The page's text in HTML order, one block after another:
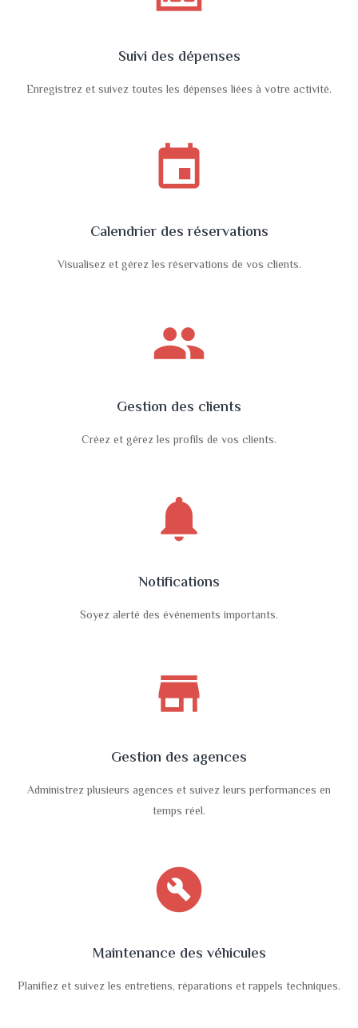
Suivi des dépenses
Enregistrez et suivez toutes les dépenses liées à votre activité.
event
Calendrier des réservations
Visualisez et gérez les réservations de vos clients.
people
Gestion des clients
Créez et gérez les profils de vos clients.
notifications
Notifications
Soyez alerté des événements importants.
store
Gestion des agences
Administrez plusieurs agences et suivez leurs performances en
temps réel.
build_circle
Maintenance des véhicules
Planifiez et suivez les entretiens, réparations et rappels techniques.